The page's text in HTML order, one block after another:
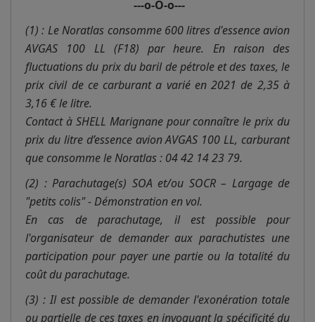
---o-O-o---
(1) : Le Noratlas consomme 600 litres d'essence avion
AVGAS 100 LL (F18) par heure. En raison des
fluctuations du prix du baril de pétrole et des taxes, le
prix civil de ce carburant a varié en 2021 de 2,35 à
3,16 € le litre.
Contact à SHELL Marignane pour connaître le prix du
prix du litre d’essence avion AVGAS 100 LL, carburant
que consomme le Noratlas : 04 42 14 23 79.
(2) : Parachutage(s) SOA et/ou SOCR – Largage de
"petits colis" - Démonstration en vol.
En cas de parachutage, il est possible pour
l'organisateur de demander aux parachutistes une
participation pour payer une partie ou la totalité du
coût du parachutage.
(3) : Il est possible de demander l'exonération totale
ou partielle de ces taxes en invoquant la spécificité du